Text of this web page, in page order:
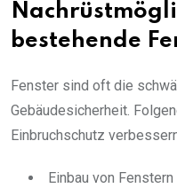
bestehende
Fenster sind oft die
Gebäudesicherheit.
Einbruchschutz
Einbau von